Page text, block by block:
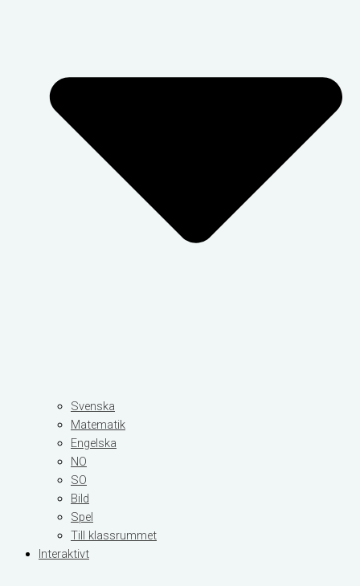
Svenska
Matematik
Engelska
NO
SO
Bild
Spel
Till klassrummet
Interaktivt